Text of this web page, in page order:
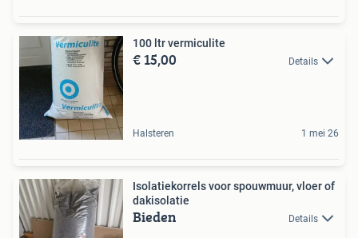
100 ltr vermiculite
€ 15,00 Details
Halsteren 1 mei 26
Isolatiekorrels voor spouwmuur, vloer of
dakisolatie
Bieden Details